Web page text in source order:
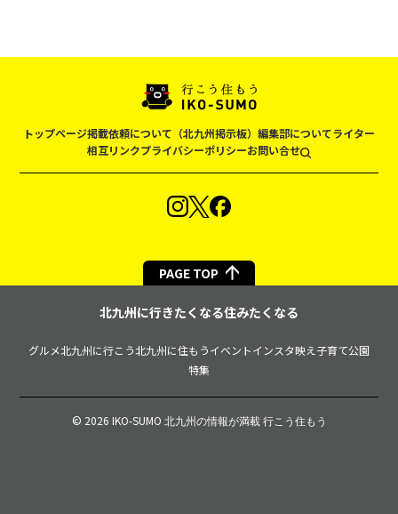
トップページ掲載依頼について（北九州掲示板） 編集部についてライター
相互リンクプライバシーポリシーお問い合せ
PAGE TOP
北九州に行きたくなる住みたくなる
グルメ北九州に行こう北九州に住もうイベントインスタ映え 子育て公園
特集
© 2026 IKO-SUMO 北九州の情報が満載 行こう住もう